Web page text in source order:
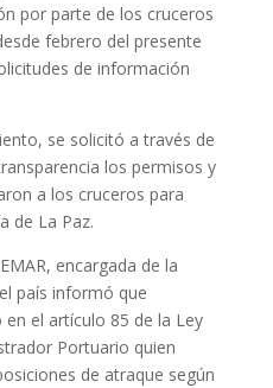
por parte de los cruceros
febrero del presente
de información
se solicitó a través de
los permisos y
a los cruceros para
de La Paz.
encargada de la
país informó que
el artículo 85 de la Ley
Portuario quien
de atraque según